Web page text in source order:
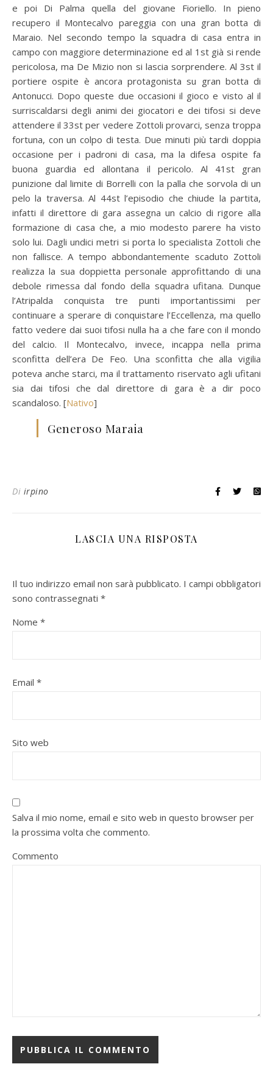
e poi Di Palma quella del giovane Fioriello. In pieno
recupero il Montecalvo pareggia con una gran botta di
Maraio. Nel secondo tempo la squadra di casa entra in
campo con maggiore determinazione ed al 1st già si rende
pericolosa, ma De Mizio non si lascia sorprendere. Al 3st il
portiere ospite è ancora protagonista su gran botta di
Antonucci. Dopo queste due occasioni il gioco e visto al il
surriscaldarsi degli animi dei giocatori e dei tifosi si deve
attendere il 33st per vedere Zottoli provarci, senza troppa
fortuna, con un colpo di testa. Due minuti più tardi doppia
occasione per i padroni di casa, ma la difesa ospite fa
buona guardia ed allontana il pericolo. Al 41st gran
punizione dal limite di Borrelli con la palla che sorvola di un
pelo la traversa. Al 44st l’episodio che chiude la partita,
infatti il direttore di gara assegna un calcio di rigore alla
formazione di casa che, a mio modesto parere ha visto
solo lui. Dagli undici metri si porta lo specialista Zottoli che
non fallisce. A tempo abbondantemente scaduto Zottoli
realizza la sua doppietta personale approfittando di una
debole rimessa dal fondo della squadra ufitana. Dunque
l’Atripalda conquista tre punti importantissimi per
continuare a sperare di conquistare l’Eccellenza, ma quello
fatto vedere dai suoi tifosi nulla ha a che fare con il mondo
del calcio. Il Montecalvo, invece, incappa nella prima
sconfitta dell’era De Feo. Una sconfitta che alla vigilia
poteva anche starci, ma il trattamento riservato agli ufitani
sia dai tifosi che dal direttore di gara è a dir poco
scandaloso. [Nativo]
Generoso Maraia
Di irpino
LASCIA UNA RISPOSTA
Il tuo indirizzo email non sarà pubblicato. I campi obbligatori
sono contrassegnati *
Nome *
Email *
Sito web
Salva il mio nome, email e sito web in questo browser per
la prossima volta che commento.
Commento